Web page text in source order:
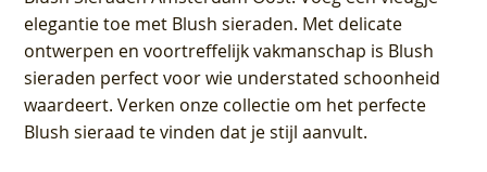
elegantie toe met Blush sieraden. Met delicate
ontwerpen en voortreffelijk vakmanschap is Blush
sieraden perfect voor wie understated schoonheid
waardeert. Verken onze collectie om het perfecte
Blush sieraad te vinden dat je stijl aanvult.